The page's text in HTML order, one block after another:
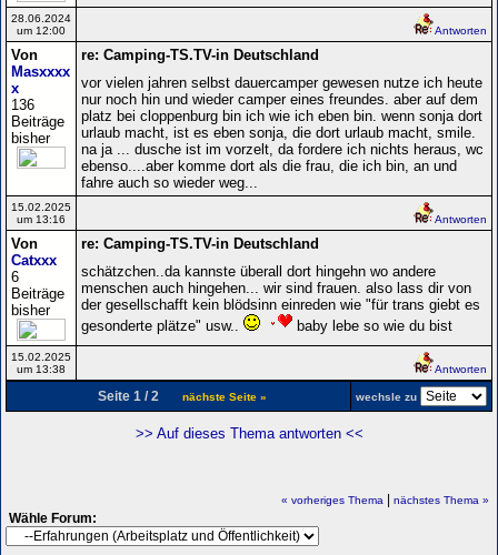
28.06.2024
um 12:00
Antworten
Von
Masxxxx
x
136
Beiträge
bisher
re: Camping-TS.TV-in Deutschland
vor vielen jahren selbst dauercamper gewesen nutze ich heute
nur noch hin und wieder camper eines freundes. aber auf dem
platz bei cloppenburg bin ich wie ich eben bin. wenn sonja dort
urlaub macht, ist es eben sonja, die dort urlaub macht, smile.
na ja ... dusche ist im vorzelt, da fordere ich nichts heraus, wc
ebenso....aber komme dort als die frau, die ich bin, an und
fahre auch so wieder weg...
15.02.2025
um 13:16
Antworten
Von
Catxxx
6
Beiträge
bisher
re: Camping-TS.TV-in Deutschland
schätzchen..da kannste überall dort hingehn wo andere
menschen auch hingehen... wir sind frauen. also lass dir von
der gesellschafft kein blödsinn einreden wie "für trans giebt es
gesonderte plätze" usw..
baby lebe so wie du bist
15.02.2025
um 13:38
Antworten
Seite 1 / 2 nächste Seite » wechsle zu
>> Auf dieses Thema antworten <<
« vorheriges Thema nächstes Thema »
Wähle Forum: